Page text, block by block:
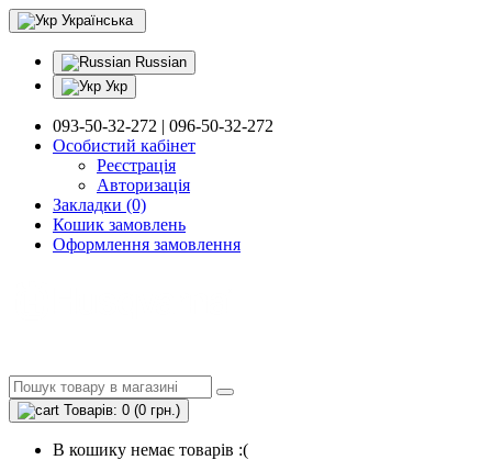
Українська
Russian
Укр
093-50-32-272 | 096-50-32-272
Особистий кабінет
Реєстрація
Авторизація
Закладки (0)
Кошик замовлень
Оформлення замовлення
Товарів: 0 (0 грн.)
В кошику немає товарів :(